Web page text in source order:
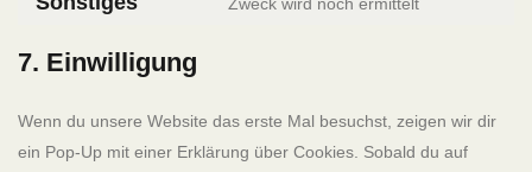
7. Einwilligung
Wenn du unsere Website das erste Mal besuchst, zeigen wir dir
ein Pop-Up mit einer Erklärung über Cookies. Sobald du auf